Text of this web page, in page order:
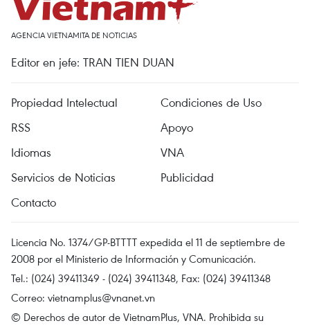
AGENCIA VIETNAMITA DE NOTICIAS
Editor en jefe: TRAN TIEN DUAN
Propiedad Intelectual
Condiciones de Uso
RSS
Apoyo
Idiomas
VNA
Servicios de Noticias
Publicidad
Contacto
Licencia No. 1374/GP-BTTTT expedida el 11 de septiembre de
2008 por el Ministerio de Información y Comunicación.
Tel.: (024) 39411349 - (024) 39411348, Fax: (024) 39411348
Correo: vietnamplus@vnanet.vn
© Derechos de autor de VietnamPlus, VNA. Prohibida su